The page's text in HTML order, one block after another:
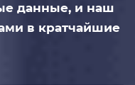
данные, и наш
в кратчайшие